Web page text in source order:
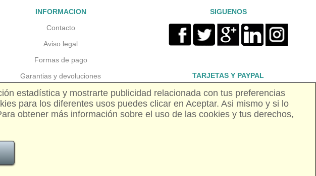
INFORMACION
Contacto
Aviso legal
Formas de pago
Garantias y devoluciones
Gastos de envio
Precios y disponibilidad
SIGUENOS
TARJETAS Y PAYPAL
estadística y mostrarte publicidad relacionada con tus preferencias
para los diferentes usos puedes clicar en Aceptar. Asi mismo y si lo
obtener más información sobre el uso de las cookies y tus derechos,